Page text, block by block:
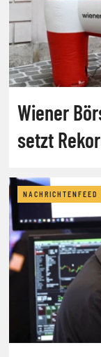
Wiener
setzt
NACHRICHTENFEED